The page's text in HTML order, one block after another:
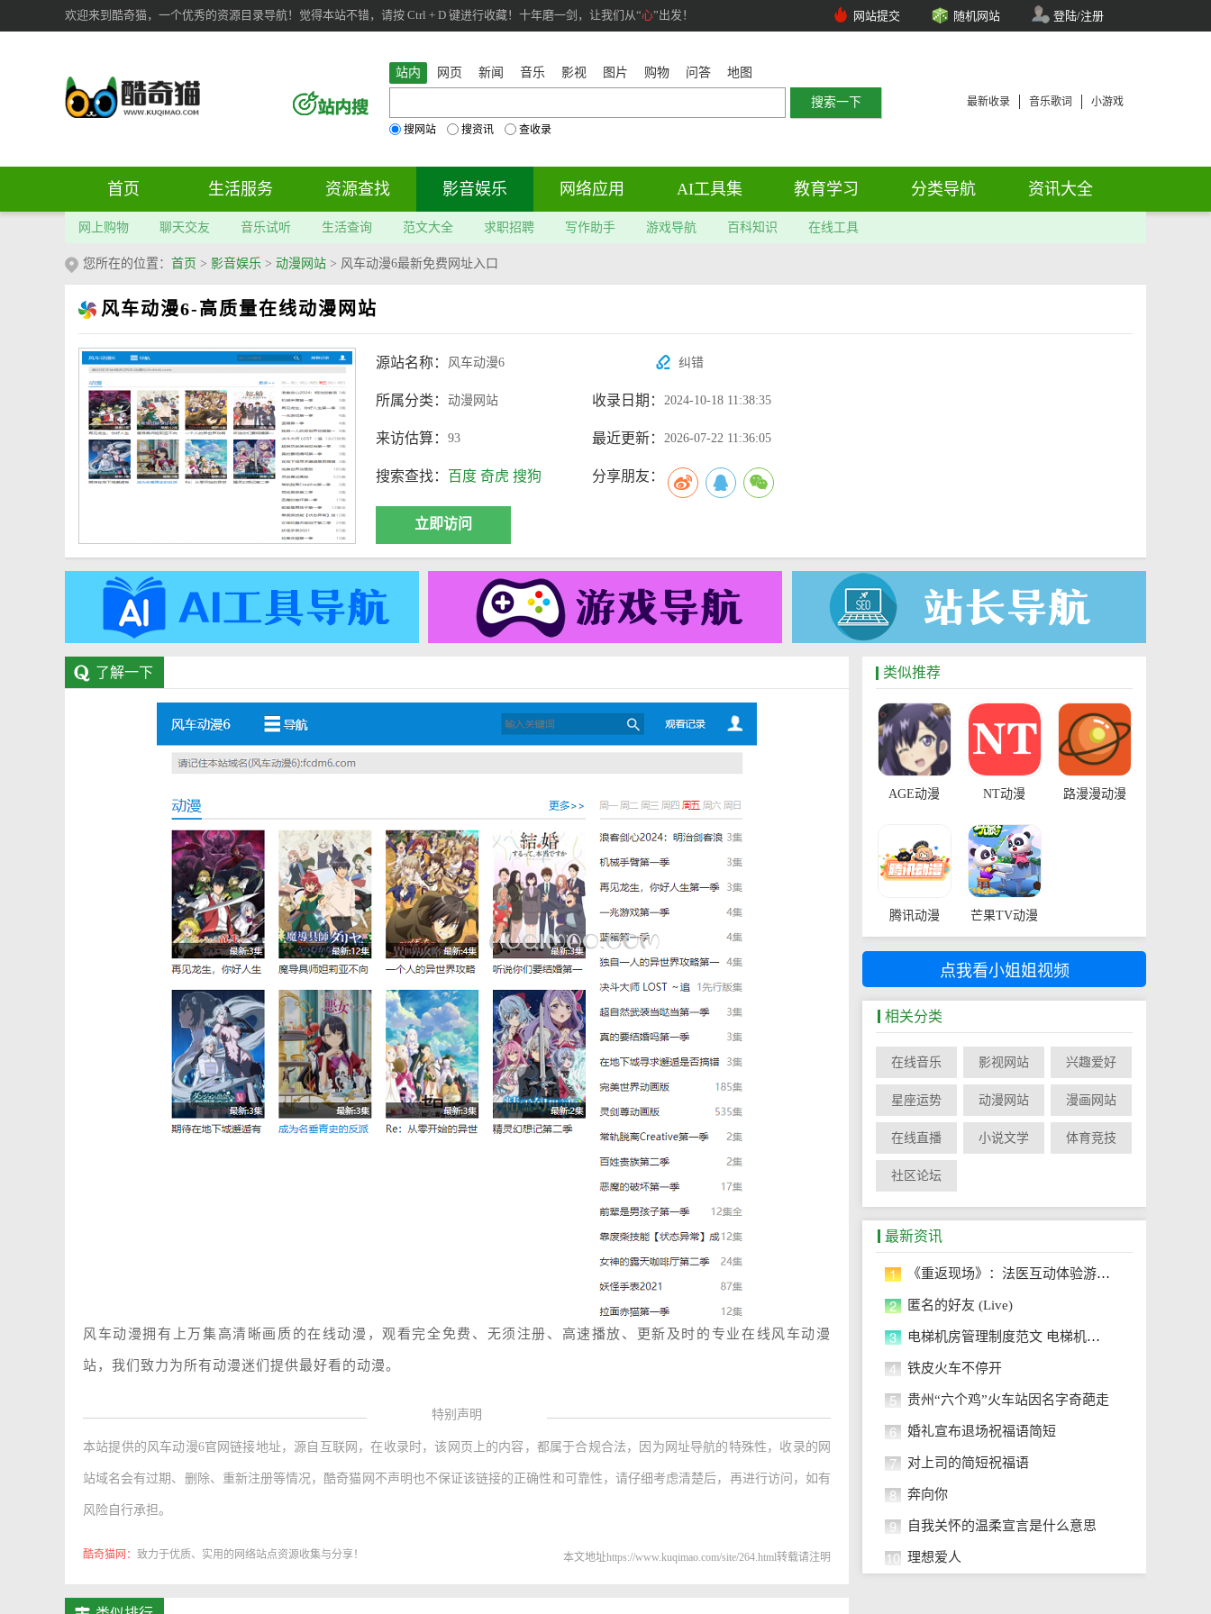
欢迎来到酷奇猫，一个优秀的资源目录导航！觉得本站不错，请按 Ctrl + D 键进行收藏！十年磨一剑，让我们从“心”出发！ 网站提交 随机网站 登陆/注册
站内 网页 新闻 音乐 影视 图片 购物 问答 地图
搜网站 搜资讯 查收录
最新收录 音乐歌词 小游戏
首页 生活服务 资源查找 影音娱乐 网络应用 AI工具集 教育学习 分类导航 资讯大全
网上购物 聊天交友 音乐试听 生活查询 范文大全 求职招聘 写作助手 游戏导航 百科知识 在线工具
您所在的位置： 首页 > 影音娱乐 > 动漫网站 > 风车动漫6最新免费网址入口
风车动漫6-高质量在线动漫网站
源站名称： 风车动漫6 纠错
所属分类： 动漫网站 收录日期： 2024-10-18 11:38:35
来访估算： 93 最近更新： 2026-07-22 11:36:05
搜索查找： 百度 奇虎 搜狗 分享朋友：
立即访问
了解一下
风车动漫拥有上万集高清晰画质的在线动漫，观看完全免费、无须注册、高速播放、更新及时的专业在线风车动漫
站，我们致力为所有动漫迷们提供最好看的动漫。
特别声明
本站提供的风车动漫6官网链接地址，源自互联网，在收录时，该网页上的内容，都属于合规合法，因为网址导航的特殊性，收录的网
站域名会有过期、删除、重新注册等情况，酷奇猫网不声明也不保证该链接的正确性和可靠性，请仔细考虑清楚后，再进行访问，如有
风险自行承担。
酷奇猫网： 致力于优质、实用的网络站点资源收集与分享！ 本文地址https://www.kuqimao.com/site/264.html转载请注明
类似推荐
AGE动漫 NT动漫 路漫漫动漫
腾讯动漫 芒果TV动漫
点我看小姐姐视频
相关分类
在线音乐 影视网站 兴趣爱好
星座运势 动漫网站 漫画网站
在线直播 小说文学 体育竞技
社区论坛
最新资讯
1 《重返现场》：法医互动体验游戏最新
2 匿名的好友 (Live)
3 电梯机房管理制度范文 电梯机房管
4 铁皮火车不停开
5 贵州“六个鸡”火车站因名字奇葩走
6 婚礼宣布退场祝福语简短
7 对上司的简短祝福语
8 奔向你
9 自我关怀的温柔宣言是什么意思
10 理想爱人